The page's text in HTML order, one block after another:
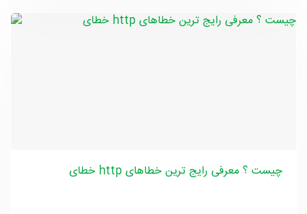
خطای http چیست ؟ معرفی رایج ترین خطاهای